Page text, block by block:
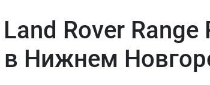
Rover
в Нижнем